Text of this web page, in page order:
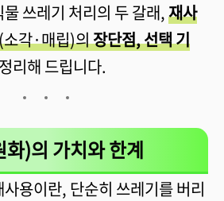
쓰레기 처리의 두 갈래,재사
각·매립)의장단점, 선택 기
리해 드립니다.
)의 가치와 한계
용이란, 단순히 쓰레기를 버리